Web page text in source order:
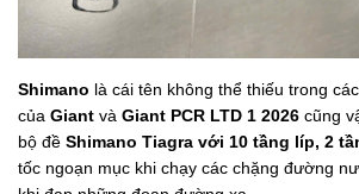
Shimano là cái tên không thể thiếu trong
của Giant và Giant PCR LTD 1 2026 cũng
bộ đề Shimano Tiagra với 10 tầng líp, 2
tốc ngoạn mục khi chạy các chặng đường